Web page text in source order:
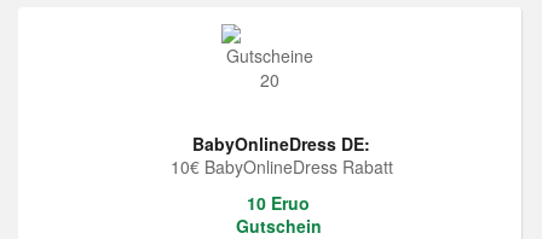
BabyOnlineDress DE:
10€ BabyOnlineDress Rabatt
10 Eruo
Gutschein